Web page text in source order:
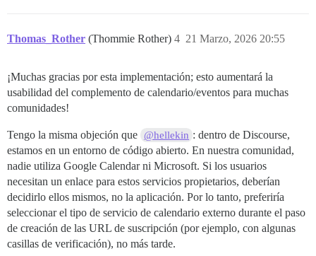
Thomas_Rother (Thommie Rother) 21 Marzo, 2026 20:55
4
¡Muchas gracias por esta implementación; esto aumentará la
usabilidad del complemento de calendario/eventos para muchas
comunidades!
Tengo la misma objeción que @hellekin : dentro de Discourse,
estamos en un entorno de código abierto. En nuestra comunidad,
nadie utiliza Google Calendar ni Microsoft. Si los usuarios
necesitan un enlace para estos servicios propietarios, deberían
decidirlo ellos mismos, no la aplicación. Por lo tanto, preferiría
seleccionar el tipo de servicio de calendario externo durante el paso
de creación de las URL de suscripción (por ejemplo, con algunas
casillas de verificación), no más tarde.